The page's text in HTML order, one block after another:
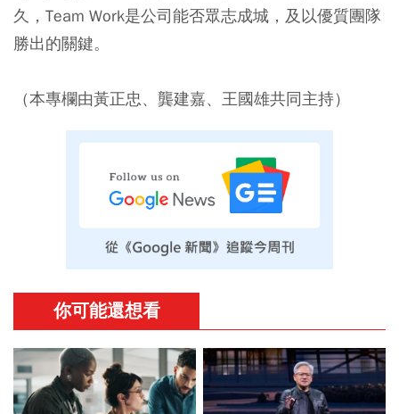
久，Team Work是公司能否眾志成城，及以優質團隊
勝出的關鍵。
（本專欄由黃正忠、龔建嘉、王國雄共同主持）